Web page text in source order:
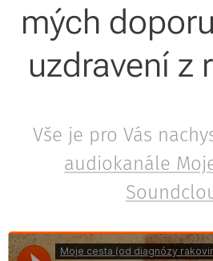
mých
uzdravení z
Vše je pro Vás
audiokanále